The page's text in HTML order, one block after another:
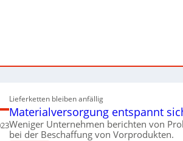
Lieferketten bleiben anfällig
Materialversorgung entspannt
Weniger Unternehmen berichten von
bei der Beschaffung von Vorprodukten.